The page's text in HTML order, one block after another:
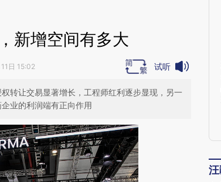
新增空间有多大
日 15:02 试听
转让交易显著增长，工程师红利逐步显现，另一
业的利润端有正向作用